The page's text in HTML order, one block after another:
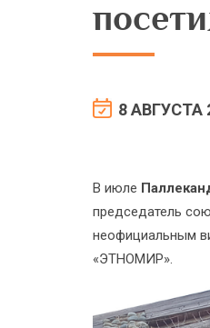
8 АВГУСТА
В июле
председатель
неофициальным
«ЭТНОМИР».